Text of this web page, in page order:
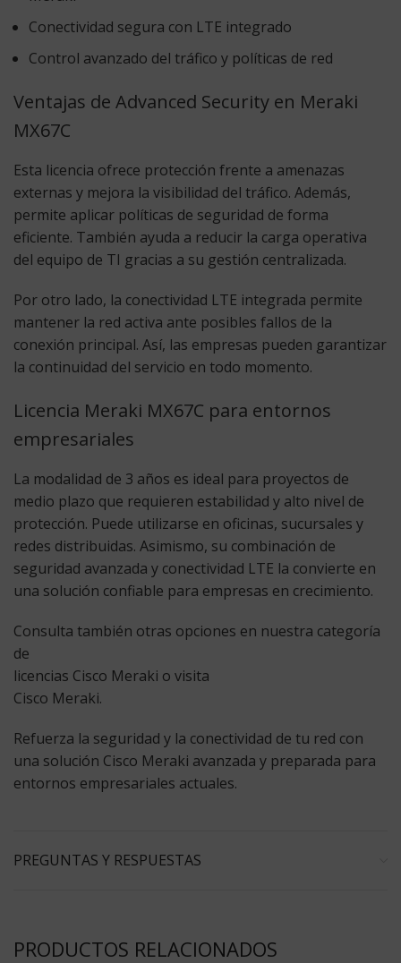
Conectividad segura con LTE integrado
Control avanzado del tráfico y políticas de red
Ventajas de Advanced Security en Meraki
MX67C
Esta licencia ofrece protección frente a amenazas
externas y mejora la visibilidad del tráfico. Además,
permite aplicar políticas de seguridad de forma
eficiente. También ayuda a reducir la carga operativa
del equipo de TI gracias a su gestión centralizada.
Por otro lado, la conectividad LTE integrada permite
mantener la red activa ante posibles fallos de la
conexión principal. Así, las empresas pueden garantizar
la continuidad del servicio en todo momento.
Licencia Meraki MX67C para entornos
empresariales
La modalidad de 3 años es ideal para proyectos de
medio plazo que requieren estabilidad y alto nivel de
protección. Puede utilizarse en oficinas, sucursales y
redes distribuidas. Asimismo, su combinación de
seguridad avanzada y conectividad LTE la convierte en
una solución confiable para empresas en crecimiento.
Consulta también otras opciones en nuestra categoría
de
licencias Cisco Meraki o visita
Cisco Meraki.
Refuerza la seguridad y la conectividad de tu red con
una solución Cisco Meraki avanzada y preparada para
entornos empresariales actuales.
PREGUNTAS Y RESPUESTAS
PRODUCTOS RELACIONADOS